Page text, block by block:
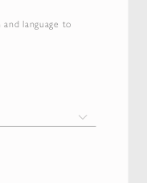
language to